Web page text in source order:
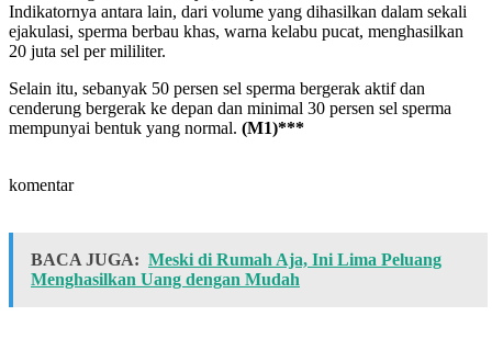
Indikatornya antara lain, dari volume yang dihasilkan dalam sekali
ejakulasi, sperma berbau khas, warna kelabu pucat, menghasilkan
20 juta sel per mililiter.
Selain itu, sebanyak 50 persen sel sperma bergerak aktif dan
cenderung bergerak ke depan dan minimal 30 persen sel sperma
mempunyai bentuk yang normal. (M1)***
komentar
BACA JUGA: Meski di Rumah Aja, Ini Lima Peluang
Menghasilkan Uang dengan Mudah